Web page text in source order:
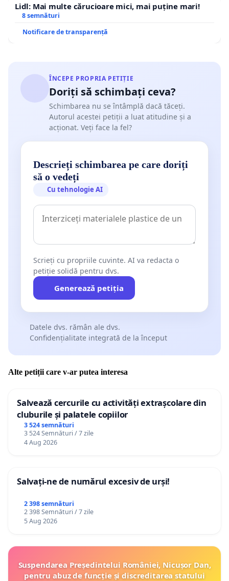
Lidl: Mai multe cărucioare mici, mai puține mari!
8 semnături
Notificare de transparență
ÎNCEPE PROPRIA PETIȚIE
Doriți să schimbați ceva?
Schimbarea nu se întâmplă dacă tăceți.
Autorul acestei petiții a luat atitudine și a
acționat. Veți face la fel?
Descrieți schimbarea pe care doriți
să o vedeți
Cu tehnologie AI
Scrieți cu propriile cuvinte. AI va redacta o
petiție solidă pentru dvs.
Generează petiția
Datele dvs. rămân ale dvs.
Confidențialitate integrată de la început
Alte petiții care v-ar putea interesa
Salvează cercurile cu activități extrașcolare din
cluburile și palatele copiilor
3 524 semnături
3 524 Semnături / 7 zile
4 Aug 2026
Salvați-ne de numărul excesiv de urși!
2 398 semnături
2 398 Semnături / 7 zile
5 Aug 2026
Suspendarea Președintelui României, Nicușor Dan,
pentru abuz de funcție și discreditarea statului